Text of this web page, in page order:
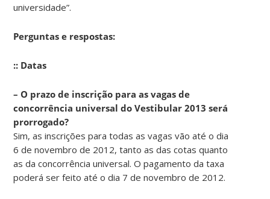
universidade”.
Perguntas e respostas:
:: Datas
– O prazo de inscrição para as vagas de
concorrência universal do Vestibular 2013 será
prorrogado?
Sim, as inscrições para todas as vagas vão até o dia
6 de novembro de 2012, tanto as das cotas quanto
as da concorrência universal. O pagamento da taxa
poderá ser feito até o dia 7 de novembro de 2012.